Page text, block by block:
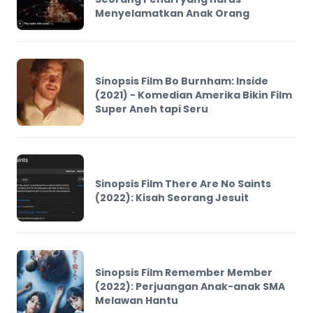
Menyelamatkan Anak Orang
Sinopsis Film Bo Burnham: Inside
(2021) - Komedian Amerika Bikin Film
Super Aneh tapi Seru
Sinopsis Film There Are No Saints
(2022): Kisah Seorang Jesuit
Sinopsis Film Remember Member
(2022): Perjuangan Anak-anak SMA
Melawan Hantu